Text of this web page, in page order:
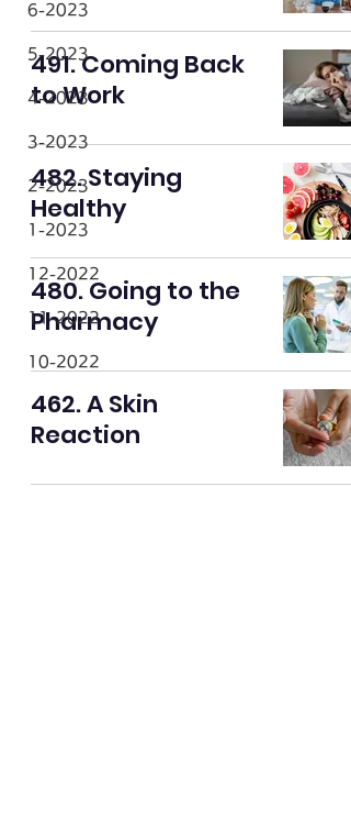
6-2023
5-2023
4-2023
3-2023
2-2023
1-2023
12-2022
11-2022
10-2022
491. Coming Back
to Work
482. Staying
Healthy
480. Going to the
Pharmacy
462. A Skin
Reaction